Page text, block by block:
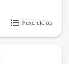
9 exercícios